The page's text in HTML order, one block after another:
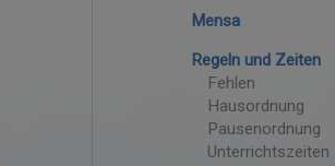
Mensa
Regeln und Zeiten
Fehlen
Hausordnung
Pausenordnung
Unterrichtszeiten